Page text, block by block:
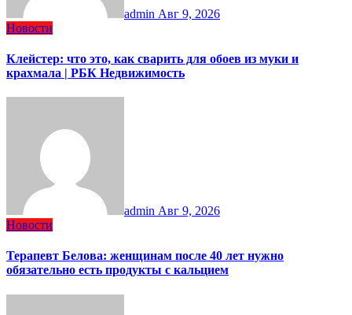
admin Авг 9, 2026
Новости
Клейстер: что это, как сварить для обоев из муки и
крахмала | РБК Недвижимость
admin Авг 9, 2026
Новости
Терапевт Белова: женщинам после 40 лет нужно
обязательно есть продукты с кальцием